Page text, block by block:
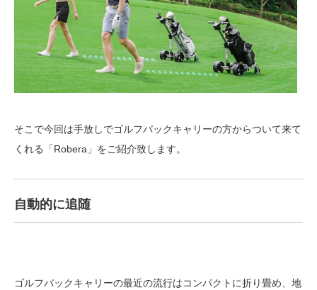
そこで今回は手放しでゴルフバックキャリーの方からついて来て
くれる「Robera」をご紹介致します。
自動的に追随
ゴルフバックキャリーの最近の流行はコンパクトに折り畳め、地